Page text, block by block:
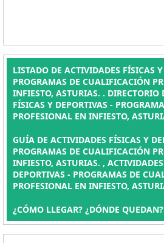
LISTADO DE ACTIVIDADES FÍSICAS
PROGRAMAS DE CUALIFICACIÓN
INFIESTO, ASTURIAS. . DIRECTORIO
FÍSICAS Y DEPORTIVAS -
PROFESIONAL EN INFIESTO,
GUÍA DE ACTIVIDADES FÍSICAS Y
PROGRAMAS DE CUALIFICACIÓN
INFIESTO, ASTURIAS. ,
DEPORTIVAS - PROGRAMAS DE
PROFESIONAL EN INFIESTO,
¿CÓMO LLEGAR? ¿DÓNDE QUEDAN?